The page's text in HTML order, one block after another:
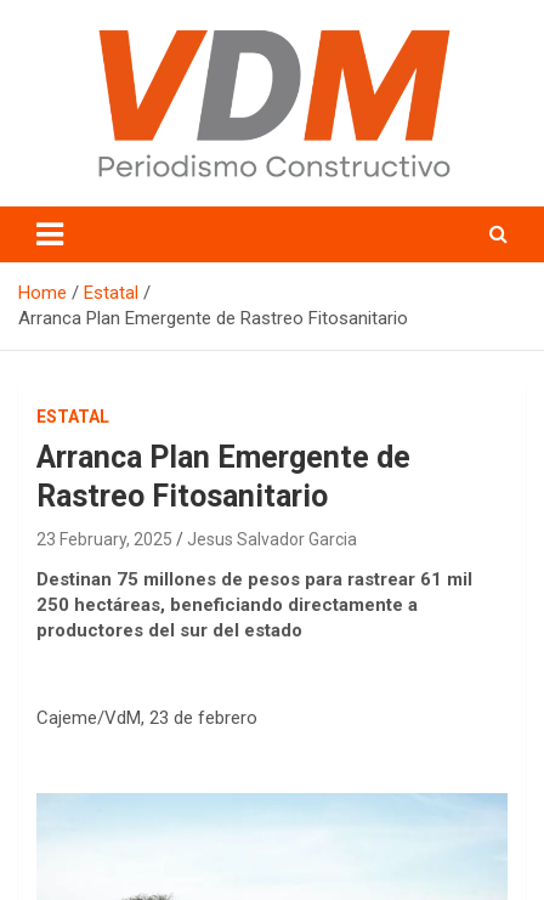
valledelmayo.com
Home
Estatal
Arranca Plan Emergente de Rastreo Fitosanitario
ESTATAL
Arranca Plan Emergente de
Rastreo Fitosanitario
23 February, 2025 Jesus Salvador Garcia
Destinan 75 millones de pesos para rastrear 61 mil
250 hectáreas, beneficiando directamente a
productores del sur del estado
Cajeme/VdM, 23 de febrero